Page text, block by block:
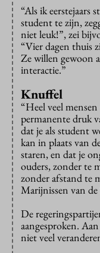
“Als ik eerstejaars
student te zijn,
niet leuk!”, zei
“Vier dagen thuis
Ze willen gewoon
interactie.”
Knuffel
“Heel veel
permanente druk
dat je als student
kan in plaats van
staren, en dat je
ouders, zonder te
zonder afstand te
Marijnissen van de
De
aangesproken.
niet veel